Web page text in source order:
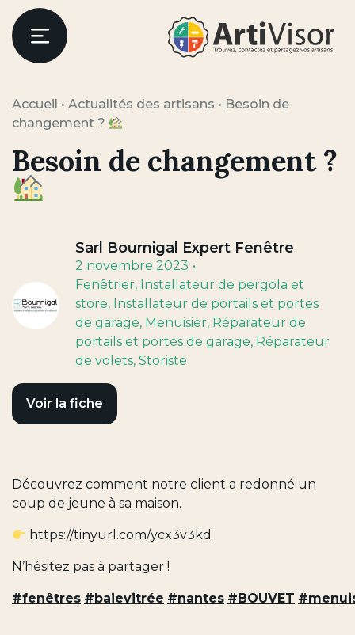
Accueil • Actualités des artisans • Besoin de
changement ?
Besoin de changement ?
Sarl Bournigal Expert Fenêtre
2 novembre 2023
Fenêtrier, Installateur de pergola et
store, Installateur de portails et portes
de garage, Menuisier, Réparateur de
portails et portes de garage, Réparateur
de volets, Storiste
Voir la fiche
Découvrez comment notre client a redonné un
coup de jeune à sa maison.
https://tinyurl.com/ycx3v3kd
N’hésitez pas à partager !
#fenêtres #baievitrée #nantes #BOUVET